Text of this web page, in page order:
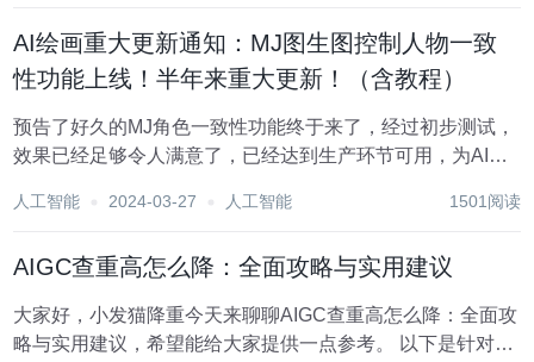
AI绘画重大更新通知：MJ图生图控制人物一致
性功能上线！半年来重大更新！（含教程）
预告了好久的MJ角色一致性功能终于来了，经过初步测试，
效果已经足够令人满意了，已经达到生产环节可用，为AI内
人物形象的一致性始终是一个挑战。在最新推出的一致性功
人工智能 2024-03-27 人工智能 1501阅读
AIGC查重高怎么降：全面攻略与实用建议
大家好，小发猫降重今天来聊聊AIGC查重高怎么降：全面攻
略与实用建议，希望能给大家提供一点参考。 以下是针对论